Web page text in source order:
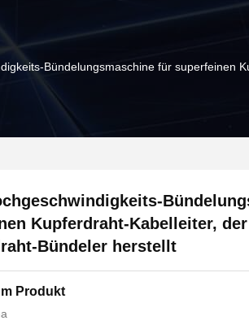
Bündelungsmaschine für superfeinen
Kupferdraht-Kabelleiter, der
Bündeler herstellt
Produkt